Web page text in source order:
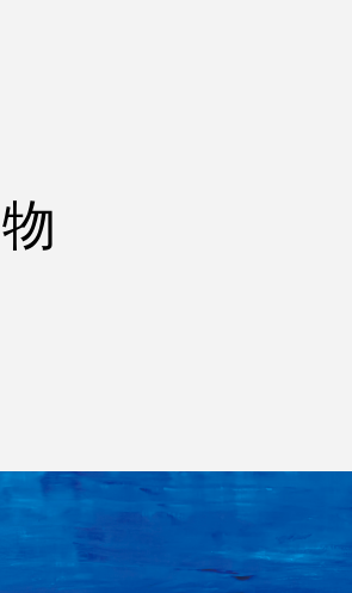
運営会社
お問い合わせ